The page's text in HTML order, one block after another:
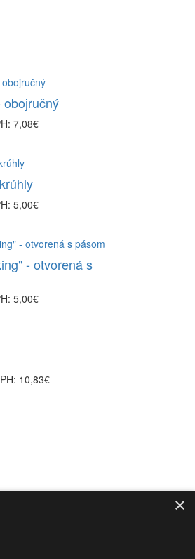
obojručný
7,08€
5,00€
- otvorená s
5,00€
10,83€
×